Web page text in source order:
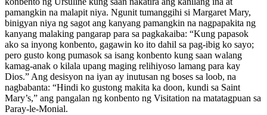
pamangkin na malapit niya. Ngunit tumanggihi si Margaret Mary,
binigyan niya ng sagot ang kanyang pamangkin na nagpapakita ng
kanyang malaking pangarap para sa pagkakaiba: “Kung papasok
ako sa inyong konbento, gagawin ko ito dahil sa pag-ibig ko sayo;
pero gusto kong pumasok sa isang konbento kung saan walang
kamag-anak o kilala upang maging relihiyoso lamang para kay
Dios.” Ang desisyon na iyan ay inutusan ng boses sa loob, na
nagbabanta: “Hindi ko gustong makita ka doon, kundi sa Saint
Mary’s,” ang pangalan ng konbento ng Visitation na matatagpuan sa
Paray-le-Monial.